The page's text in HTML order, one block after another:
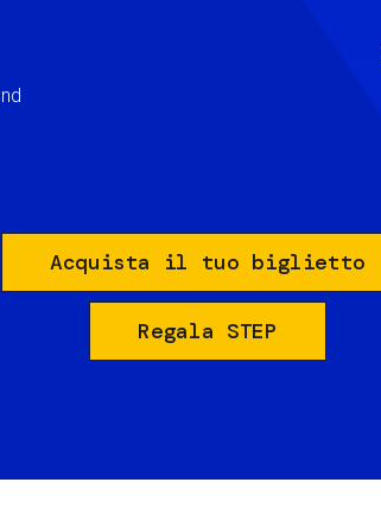
Acquista il tuo biglietto
Regala STEP